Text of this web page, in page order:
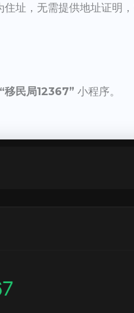
址，无需提供地址证明
“移民局12367” 小程序。